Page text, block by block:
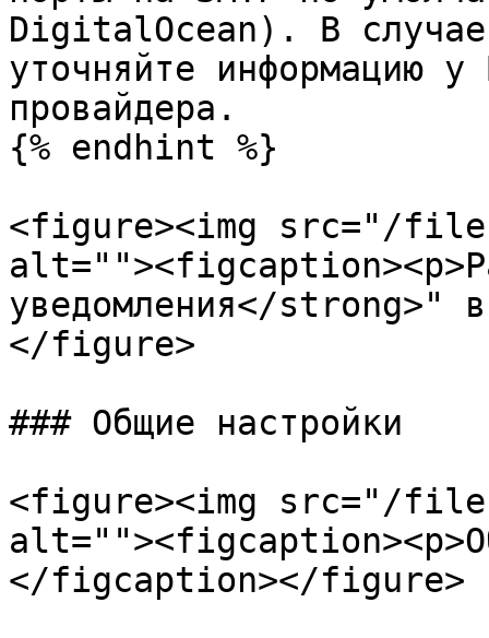
DigitalOcean). В случае
уточняйте информацию у
провайдера.
{% endhint %}
<figure><img src="/files/
уведомления</strong>"
</figure>
### Общие настройки
<figure><img src="/files/
</figcaption></figure>